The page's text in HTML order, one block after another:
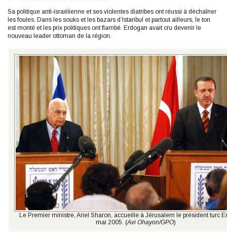
Sa politique anti-israélienne et ses violentes diatribes ont réussi à déchaîner
les foules. Dans les souks et les bazars d’Istanbul et partout ailleurs, le ton
est monté et les prix politiques ont flambé. Erdogan avait cru devenir le
nouveau leader ottoman de la région.
Le Premier ministre, Ariel Sharon, accueille à Jérusalem le président turc
mai 2005. (Avi Ohayon/GPO)